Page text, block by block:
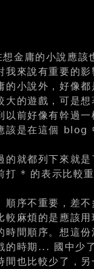
金庸的小說應該
來說有重要的影
小說外，好像都
的遊戲，可是想
以前好像有幹過
該是在這個 blog
的就都列下來就
打 * 的表示比較重
順序不重要，差不
麻煩的是應該用
間順序。想這份
的時期... 國中少
也比較少了，另